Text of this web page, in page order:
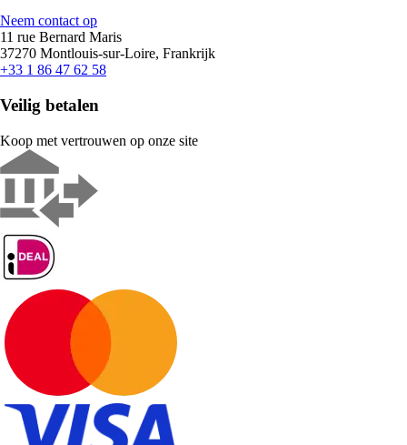
Neem contact op
11 rue Bernard Maris
37270 Montlouis-sur-Loire, Frankrijk
+33 1 86 47 62 58
Veilig betalen
Koop met vertrouwen op onze site